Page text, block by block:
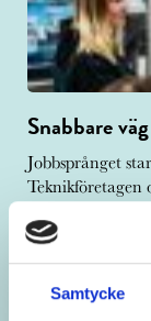
Samtycke
Snabbare
Jobbsprånget
snabba på vägen
Read more